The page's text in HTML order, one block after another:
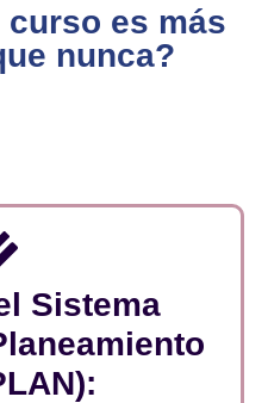
curso es más
nunca?
Sistema